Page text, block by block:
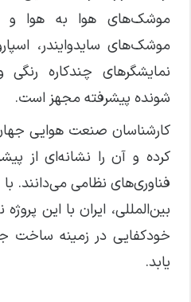
موشک‌های هوا به هوا و
موشک‌های سایدوایندر،
نمایشگرهای چندکاره
شونده پیشرفته مجهز است.
کارشناسان صنعت هوایی
کرده و آن را نشانه‌ای از
فناوری‌های نظامی می‌دانند.
بین‌المللی، ایران با این
خودکفایی در زمینه ساخت
یابد.